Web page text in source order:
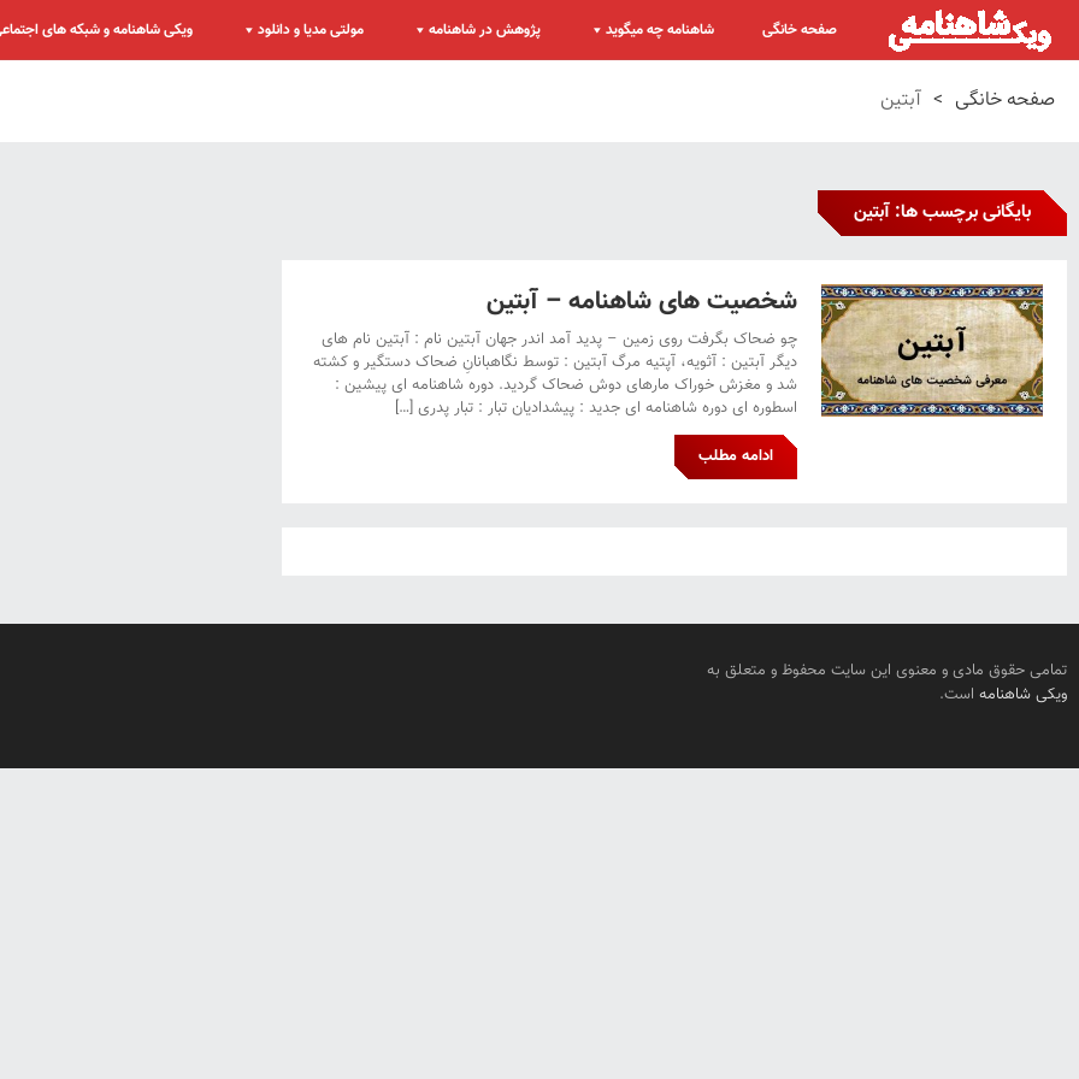
صفحه خانگی شاهنامه چه میگوید پژوهش در شاهنامه مولتی مدیا و دانلود ویکی شاهنامه و شبکه های
صفحه خانگی > آبتین
بایگانی برچسب ها: آبتین
شخصیت های شاهنامه – آبتین
چو ضحاک بگرفت روی زمین – پدید آمد اندر جهان آبتین نام : آبتین نام های
دیگر آبتین : آثویه، آپتیه مرگ آبتین : توسط نگاهبانانِ ضحاک دستگیر و کشته
شد و مغزش خوراک مارهای دوش ضحاک گردید. دوره شاهنامه ای پیشین :
اسطوره ای دوره شاهنامه ای جدید : پیشدادیان تبار : تبار پدری […]
ادامه مطلب
تمامی حقوق مادی و معنوی این سایت محفوظ و متعلق به
ویکی شاهنامه است.